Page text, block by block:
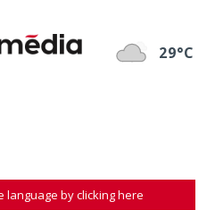
29°C
language by clicking here